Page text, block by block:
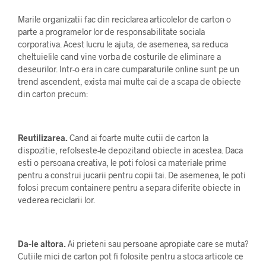
Marile organizatii fac din reciclarea articolelor de carton o
parte a programelor lor de responsabilitate sociala
corporativa. Acest lucru le ajuta, de asemenea, sa reduca
cheltuielile cand vine vorba de costurile de eliminare a
deseurilor. Intr-o era in care cumparaturile online sunt pe un
trend ascendent, exista mai multe cai de a scapa de obiecte
din carton precum:
Reutilizarea.Cand ai foarte multe cutii de carton la
dispozitie, refolseste-le depozitand obiecte in acestea. Daca
esti o persoana creativa, le poti folosi ca materiale prime
pentru a construi jucarii pentru copii tai. De asemenea, le poti
folosi precum containere pentru a separa diferite obiecte in
vederea reciclarii lor.
Da-le altora.Ai prieteni sau persoane apropiate care se muta?
Cutiile mici de carton pot fi folosite pentru a stoca articole ce